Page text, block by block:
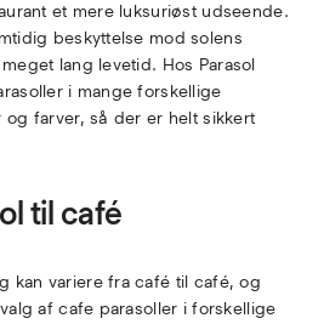
et mere luksuriøst udseende.
beskyttelse mod solens
lang levetid. Hos Parasol
i mange forskellige
farver, så der er helt sikkert
til café
kan variere fra café til café, og
af cafe parasoller i forskellige